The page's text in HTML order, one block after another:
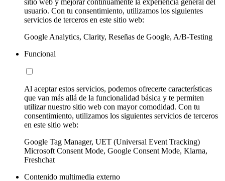
usuario. Con tu consentimiento, utilizamos los siguientes
servicios de terceros en este sitio web:
Google Analytics, Clarity, Reseñas de Google, A/B-Testing
Funcional
Al aceptar estos servicios, podemos ofrecerte características
que van más allá de la funcionalidad básica y te permiten
utilizar nuestro sitio web con mayor comodidad. Con tu
consentimiento, utilizamos los siguientes servicios de terceros
en este sitio web:
Google Tag Manager, UET (Universal Event Tracking)
Microsoft Consent Mode, Google Consent Mode, Klarna,
Freshchat
Contenido multimedia externo